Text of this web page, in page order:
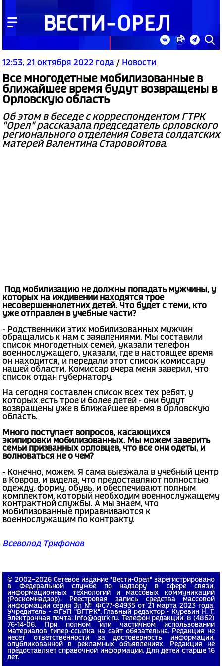
12:53, 21 октября 2022 года / Новости
Все многодетные мобилизованные в
ближайшее время будут возвращены в
Орловскую область
Об этом в беседе с корреспондентом ГТРК
"Орел" рассказала председатель орловского
регионального отделения Совета солдатских
матерей Валентина Старовойтова.
Под мобилизацию не должны попадать мужчины, у
которых на иждивении находятся трое
несовершеннолетних детей. Что будет с теми, кто
уже отправлен в учебные части?
- Родственники этих мобилизованных мужчин
обращались к нам с заявлениями. Мы составили
список многодетных семей, указали телефон
военнослужащего, указали, где в настоящее время
он находится, и передали этот список комиссару
нашей области. Комиссар вчера меня заверил, что
список отдан губернатору.
На сегодня составлен список всех тех ребят, у
которых есть трое и более детей - они будут
возвращены уже в ближайшее время в Орловскую
область.
Много поступает вопросов, касающихся
экипировки мобилизованных. Мы можем заверить
семьи призванных орловцев, что все они одеты, и
волноваться не о чем?
- Конечно, можем. Я сама выезжала в учебный центр
в Ковров, и видела, что предоставляют полностью
одежду, форму, обувь, и обеспечивают полным
комплектом, который необходим военнослужащему
контрактной службы. А мы знаем, что
мобилизованные приравниваются к
военнослужащим по контракту.
Всеволод Трифонов
© 2002−2026 Сетевое издание "Вести-Орел" зарегистрировано
в Федеральной службе по надзору в сфере связи,
информационных технологий и массовых коммуникаций
(Роскомнадзор). Реестровая запись средства массовой
информации серия Эл № ФС77-84935 от 21 марта 2023 года.
Учредитель - ФГУП "ВГТРК". Главный редактор - Куревин Н. Г.
Электронная почта: info@ogtrk.ru. Телефон редакции: 8 (4862)
76-14-06. При полном или частичном использовании
материалов гипер-ссылка на сайт обязательна. Редакция не
несет ответственности за достоверность информации,
опубликованной в рекламных объявлениях. Редакция не
предоставляет справочной информации. Для детей старше 16
лет.